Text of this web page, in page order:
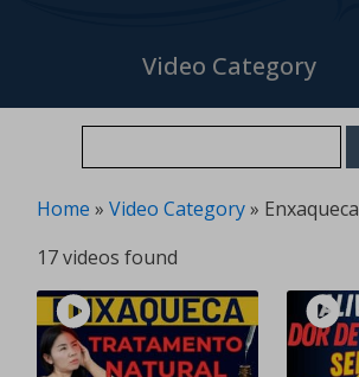
Video Category
Home » Video Category» Enxaqueca
17 videos found